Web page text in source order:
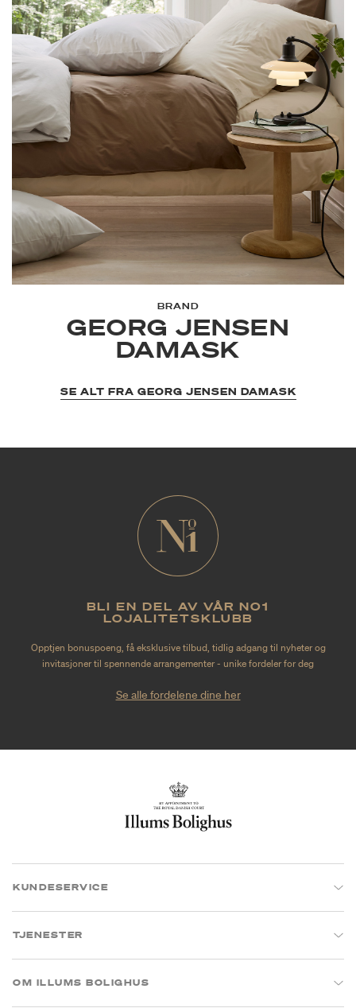
BRAND
GEORG JENSEN
DAMASK
SE ALT FRA GEORG JENSEN DAMASK
BLI EN DEL AV VÅR NO1
LOJALITETSKLUBB
Opptjen bonuspoeng, få eksklusive tilbud, tidlig adgang til nyheter og
invitasjoner til spennende arrangementer - unike fordeler for deg
Se alle fordelene dine her
KUNDESERVICE
TJENESTER
OM ILLUMS BOLIGHUS